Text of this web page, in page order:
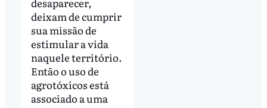
deixam de cumprir
sua missão de
estimular a vida
naquele território.
Então o uso de
agrotóxicos está
associado a uma